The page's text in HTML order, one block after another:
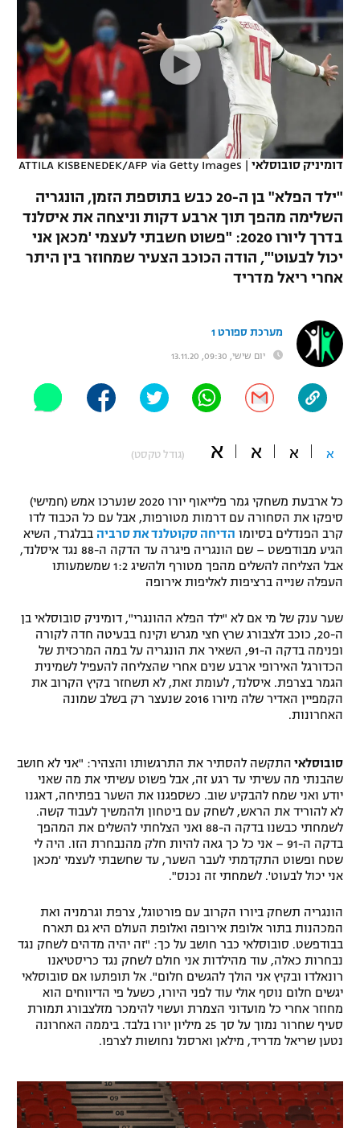
VOD
רץ ברשת
תוצאות
לוח שידורים
ברחבה
"מעל הליגה" – פודקאסט
"מחצית בשכונה" – פודקאסט
תקנון עבור פעילות אלקטרה
תקנון עבור פעילות ספורט 1 – "מרלן"
טניס
גיימינג E-Sports
מדיניות פרטיות
תקנון פעילות ספורט 1
הצטרפות לחבילת הערוצים
לוח דרושים – ג'ובנט
תגיות
נבחרת ישראל
מכבי חיפה
בית"ר ירושלים
מכבי תל אביב
הפועל תל אביב
הפועל חיפה
הפועל באר שבע
בני יהודה
ליגה ספרדית
ליגה איטלקית
ליגה צרפתית
ליגה הולנדית
ליגה טורקית
ליגה סינית
ליגה ברזילאית
כדורסל נשים
מכבי תל אביב
הפועל חולון
הפועל ירושלים
דני אבדיה
יורוליג
יורוקאפ
טניס
כדוריד
כדורעף
שחייה
ג'ודו
אגרוף
ספורט אולימפי
היאבקות WWE
אופניים
פוטבול אמריקאי NFL
בייסבול MLB
ספורט אתגרי ואקסטרים
אומנויות לחימה
גיימינג E-Sports
דומיניק סובוסלאי |
ATTILA KISBENEDEK/AFP via Getty Images
"ילד הפלא" בן ה-20 כבש בתוספת הזמן, הונגריה
השלימה מהפך תוך ארבע דקות וניצחה את איסלנד
בדרך ליורו 2020: "פשוט חשבתי לעצמי 'מכאן אני
יכול לבעוט'", הודה הכוכב הצעיר שמחוזר בין היתר
אחרי ריאל מדריד
מערכת ספורט 1
יום שישי, 09:30, 13.11.20
א א א א (גודל טקסט)
כל ארבעת משחקי גמר פלייאוף יורו 2020 שנערכו אמש (חמישי)
סיפקו את הסחורה עם דרמות מטורפות, אבל עם כל הכבוד לדו
קרב הפנדלים בסיומו הדיחה סקוטלנד את סרביה בבלגרד, השיא
הגיע מבודפשט – שם הונגריה פיגרה עד הדקה ה-88 נגד איסלנד,
אבל הצליחה להשלים מהפך מטורף ולהשיג 1:2 שמשמעותו
העפלה שנייה ברציפות לאליפות אירופה
שער ענק של מי אם לא "ילד הפלא ההונגרי", דומיניק סובוסלאי בן
ה-20, כוכב זלצבורג שרץ חצי מגרש וקינח בבעיטה חדה לקורה
ופנימה בדקה ה-91, השאיר את הונגריה על במה המרכזית של
הכדורגל האירופי ארבע שנים אחרי שהצליחה להעפיל לשמינית
הגמר בצרפת. איסלנד, לעומת זאת, לא תשחזר בקיץ הקרוב את
הקמפיין האדיר שלה מיורו 2016 שנעצר רק בשלב שמונה
האחרונות.
סובוסלאי התקשה להסתיר את התרגשותו והצהיר: "אני לא חושב
שהבנתי מה עשיתי עד רגע זה, אבל פשוט עשיתי את מה שאני
יודע ואני שמח להבקיע שוב. כשספגנו את השער בפתיחה, דאגנו
לא להוריד את הראש, לשחק עם ביטחון ולהמשיך לעבוד קשה.
לשמחתי כבשנו בדקה ה-88 ואני הצלחתי להשלים את המהפך
בדקה ה-91 – אני כל כך גאה להיות חלק מהנבחרת הזו. היה לי
שטח ופשוט התקדמתי לעבר השער, עד שחשבתי לעצמי 'מכאן
אני יכול לבעוט'. לשמחתי זה נכנס".
הונגריה תשחק ביורו הקרוב עם פורטוגל, צרפת וגרמניה ואת
המכהנות בתור אלופת אירופה ואלופת העולם היא גם תארח
בבודפשט. סובוסלאי כבר חושב על כך: "זה יהיה מדהים לשחק נגד
נבחרות כאלה, עוד מהילדות אני חולם לשחק נגד כריסטיאנו
רונאלדו ובקיץ אני הולך להגשים חלום". אל תופתעו אם סובוסלאי
יגשים חלום נוסף אולי עוד לפני היורו, כשעל פי הדיווחים הוא
מחוזר אחרי כל מועדוני הצמרת ועשוי להימכר מזלצבורג תמורת
סעיף שחרור נמוך על סך 25 מיליון יורו בלבד. ביממה האחרונה
נטען שריאל מדריד, מילאן וארסנל נחושות לצרפו.